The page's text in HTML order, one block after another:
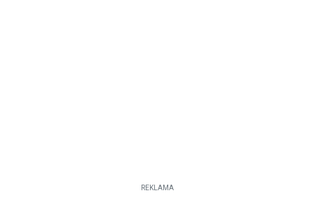
REKLAMA